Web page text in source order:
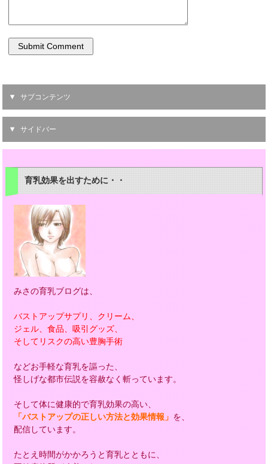
サブコンテンツ
サイドバー
育乳効果を出すために・・
みさの育乳ブログは、
バストアップサプリ、クリーム、
ジェル、食品、吸引グッズ、
そしてリスクの高い豊胸手術
などお手軽な育乳を謳った、
怪しげな都市伝説を容赦なく斬っています。
そして体に健康的で育乳効果の高い、
「バストアップの正しい方法と効果情報」 を、
配信しています。
たとえ時間がかかろうと育乳とともに、